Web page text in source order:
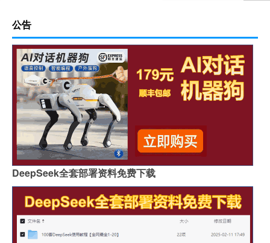
公告
DeepSeek全套部署资料免费下载